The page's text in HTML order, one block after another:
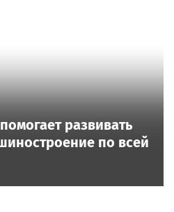
развивать
по всей